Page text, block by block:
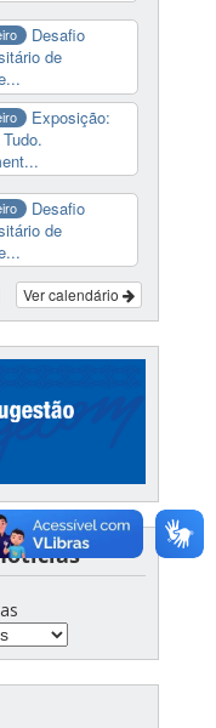
Desafio
de
Exposição:
Desafio
de
Ver calendário